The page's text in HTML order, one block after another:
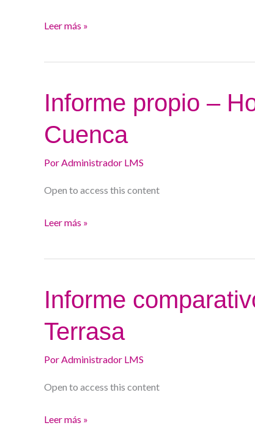
Valladolid
Leer más »
Informe propio –
Cuenca
PorAdministrador LMS
Open to access this content
Informe
propio
–
Universitario
Leer más »
Informe
Terrasa
PorAdministrador LMS
Open to access this content
Informe
comparativo
–
Sanitari
Leer más »